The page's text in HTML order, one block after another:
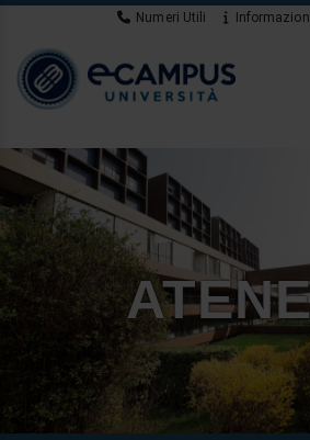
Numeri Utili